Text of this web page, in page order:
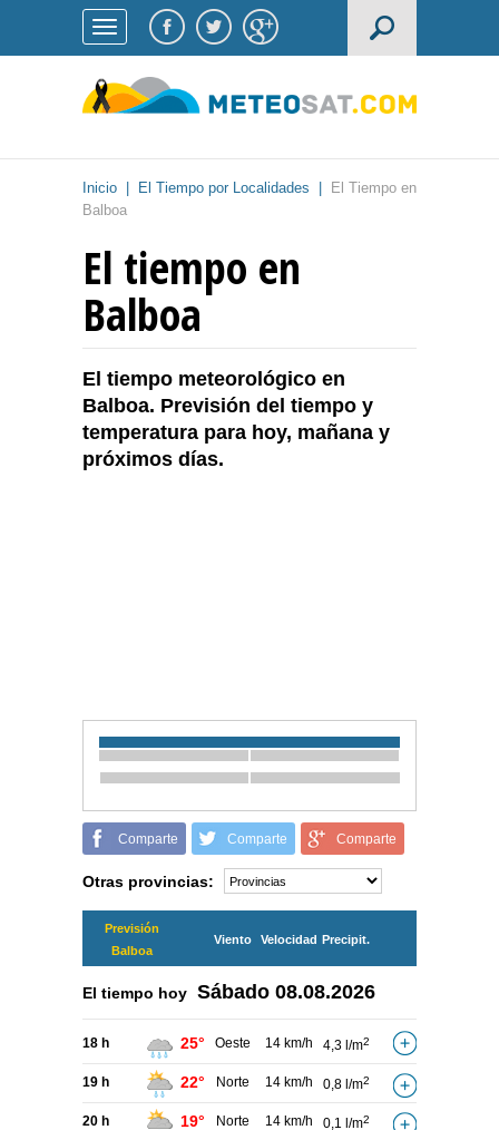
Inicio El Tiempo por Localidades
El Tiempo en
Balboa
El tiempo en
Balboa
El tiempo meteorológico en
Balboa. Previsión del tiempo y
temperatura para hoy, mañana y
próximos días.
Comparte Comparte Comparte
Otras provincias:
Previsión
Balboa
Viento Velocidad Precipit.
El tiempo hoy Sábado 08.08.2026
18 h 25° Oeste 14 km/h 4,3 l/m2
19 h 22° Norte 14 km/h 0,8 l/m2
20 h 19° Norte 14 km/h 0,1 l/m2